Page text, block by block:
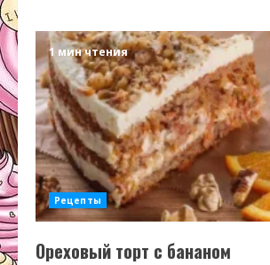
1 мин чтения
Рецепты
Ореховый торт с бананом